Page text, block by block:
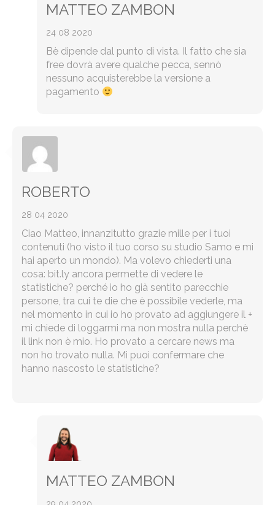
MATTEO ZAMBON
24 08 2020
Bè dipende dal punto di vista. Il fatto che sia
free dovrà avere qualche pecca, sennò
nessuno acquisterebbe la versione a
pagamento
ROBERTO
28 04 2020
Ciao Matteo, innanzitutto grazie mille per i tuoi
contenuti (ho visto il tuo corso su studio Samo e mi
hai aperto un mondo). Ma volevo chiederti una
cosa: bit.ly ancora permette di vedere le
statistiche? perché io ho già sentito parecchie
persone, tra cui te die che è possibile vederle, ma
nel momento in cui io ho provato ad aggiungere il +
mi chiede di loggarmi ma non mostra nulla perchè
il link non è mio. Ho provato a cercare news ma
non ho trovato nulla. Mi puoi confermare che
hanno nascosto le statistiche?
MATTEO ZAMBON